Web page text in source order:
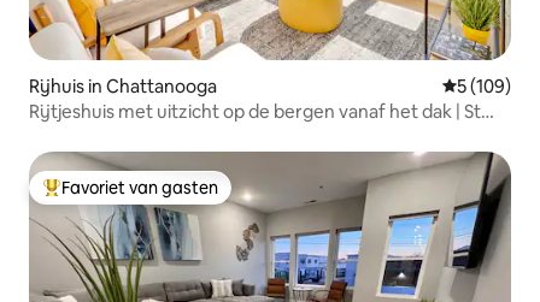
Rijhuis in Chattanooga
5 (109)
Rijtjeshuis met uitzicht op de bergen vanaf het dak | St
Topfavoriet van gasten
Favoriet van gasten